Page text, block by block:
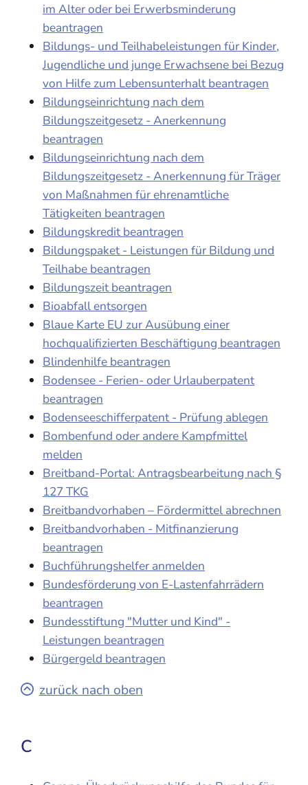
im Alter oder bei Erwerbsminderung
beantragen
Bildungs- und Teilhabeleistungen für Kinder,
Jugendliche und junge Erwachsene bei Bezug
von Hilfe zum Lebensunterhalt beantragen
Bildungseinrichtung nach dem
Bildungszeitgesetz - Anerkennung
beantragen
Bildungseinrichtung nach dem
Bildungszeitgesetz - Anerkennung für Träger
von Maßnahmen für ehrenamtliche
Tätigkeiten beantragen
Bildungskredit beantragen
Bildungspaket - Leistungen für Bildung und
Teilhabe beantragen
Bildungszeit beantragen
Bioabfall entsorgen
Blaue Karte EU zur Ausübung einer
hochqualifizierten Beschäftigung beantragen
Blindenhilfe beantragen
Bodensee - Ferien- oder Urlauberpatent
beantragen
Bodenseeschifferpatent - Prüfung ablegen
Bombenfund oder andere Kampfmittel
melden
Breitband-Portal: Antragsbearbeitung nach §
127 TKG
Breitbandvorhaben – Fördermittel abrechnen
Breitbandvorhaben - Mitfinanzierung
beantragen
Buchführungshelfer anmelden
Bundesförderung von E-Lastenfahrrädern
beantragen
Bundesstiftung "Mutter und Kind" -
Leistungen beantragen
Bürgergeld beantragen
zurück nach oben
C